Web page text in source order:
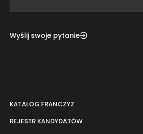
Wyślij swoje pytanie
KATALOG FRANCZYZ
REJESTR KANDYDATÓW